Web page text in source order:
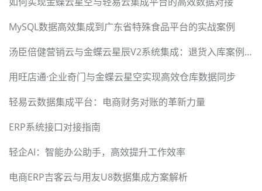
MySQL数据高效集成到广东省特殊食品平台的实战案例
汤臣倍健营销云与金蝶云星辰V2系统集成：退货入库案例详解
用旺店通·企业奇门与金蝶云星空实现高效仓库数据同步
轻易云数据集成平台：电商财务对账的革新力量
ERP系统接口对接指南
轻企AI：智能办公助手，高效提升工作效率
电商ERP吉客云与用友U8数据集成方案解析